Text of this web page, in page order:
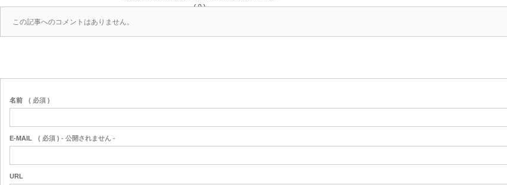
( 0 )
この記事へのコメントはありません。
名前 ( 必須 )
E-MAIL ( 必須 ) - 公開されません -
URL